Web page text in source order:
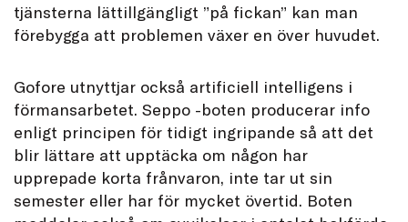
tjänsterna lättillgängligt ”på fickan” kan man
förebygga att problemen växer en över huvudet.
Gofore utnyttjar också artificiell intelligens i
förmansarbetet. Seppo -boten producerar info
enligt principen för tidigt ingripande så att det
blir lättare att upptäcka om någon har
upprepade korta frånvaron, inte tar ut sin
semester eller har för mycket övertid. Boten